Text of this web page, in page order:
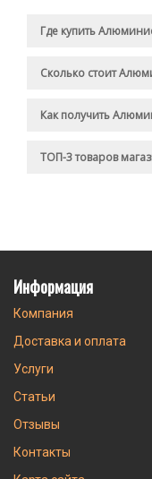
Где купить
Сколько стоит
Как получить
ТОП-3 товаров
Информация
Компания
Доставка и оплата
Услуги
Статьи
Отзывы
Контакты